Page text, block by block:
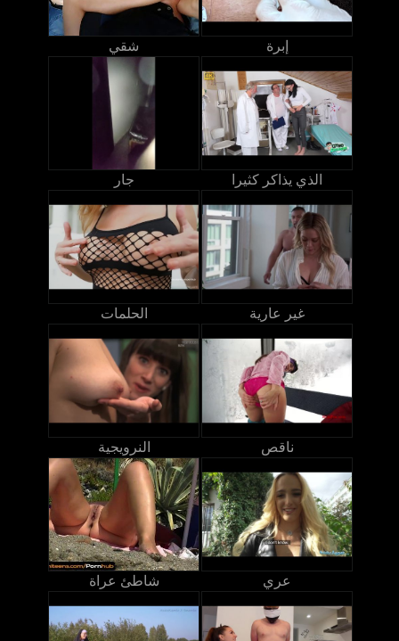
شقي إبرة
جار الذي يذاكر كثيرا
الحلمات غير عارية
النرويجية ناقص
شاطئ عراة عري